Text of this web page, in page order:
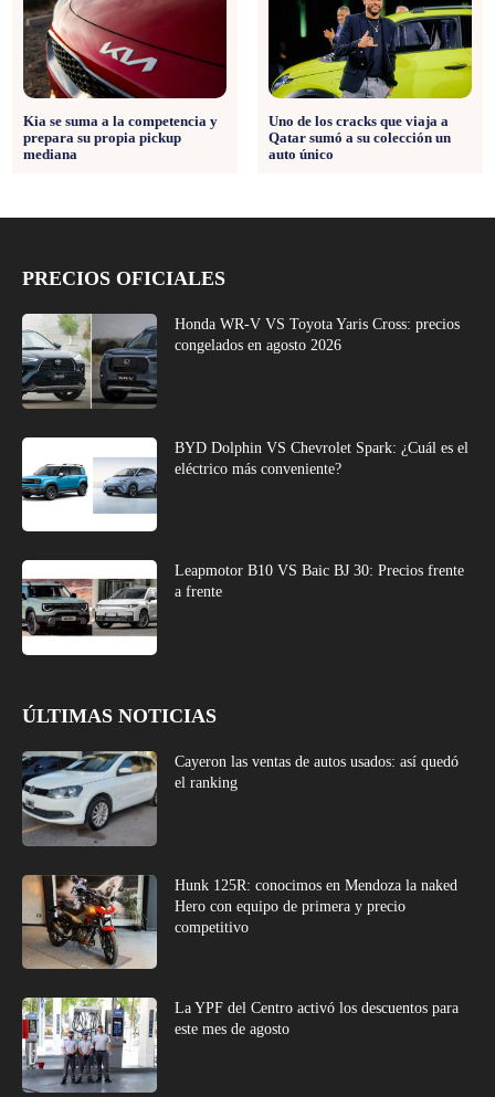
Kia se suma a la competencia y
prepara su propia pickup
mediana
Uno de los cracks que viaja a
Qatar sumó a su colección un
auto único
PRECIOS OFICIALES
Honda WR-V VS Toyota Yaris Cross: precios
congelados en agosto 2026
BYD Dolphin VS Chevrolet Spark: ¿Cuál es el
eléctrico más conveniente?
Leapmotor B10 VS Baic BJ 30: Precios frente
a frente
ÚLTIMAS NOTICIAS
Cayeron las ventas de autos usados: así quedó
el ranking
Hunk 125R: conocimos en Mendoza la naked
Hero con equipo de primera y precio
competitivo
La YPF del Centro activó los descuentos para
este mes de agosto